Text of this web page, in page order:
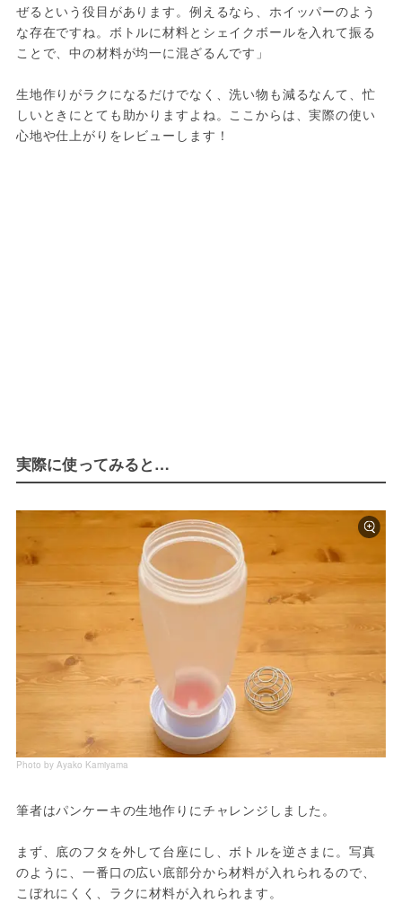
ぜるという役目があります。例えるなら、ホイッパーのよう
な存在ですね。ボトルに材料とシェイクボールを入れて振る
ことで、中の材料が均一に混ざるんです」
生地作りがラクになるだけでなく、洗い物も減るなんて、忙
しいときにとても助かりますよね。ここからは、実際の使い
心地や仕上がりをレビューします！
実際に使ってみると…
Photo by Ayako Kamiyama
筆者はパンケーキの生地作りにチャレンジしました。
まず、底のフタを外して台座にし、ボトルを逆さまに。写真
のように、一番口の広い底部分から材料が入れられるので、
こぼれにくく、ラクに材料が入れられます。